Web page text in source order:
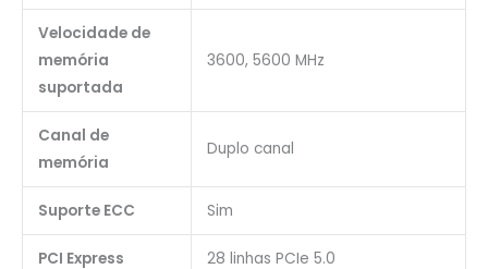
Velocidade de
memória
suportada
3600, 5600 MHz
Canal de
memória
Duplo canal
Suporte ECC Sim
PCI Express 28 linhas PCIe 5.0